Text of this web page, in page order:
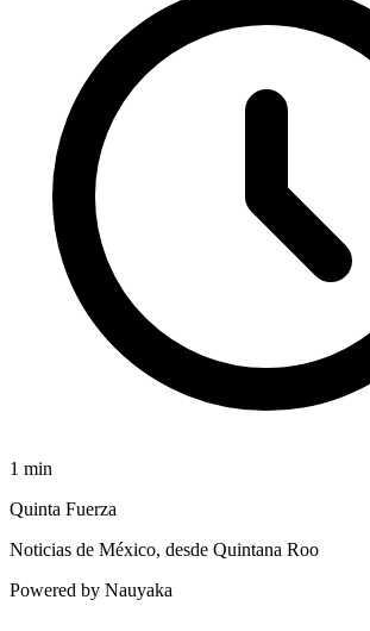
1 min
Quinta Fuerza
Noticias de México, desde Quintana Roo
Powered by Nauyaka